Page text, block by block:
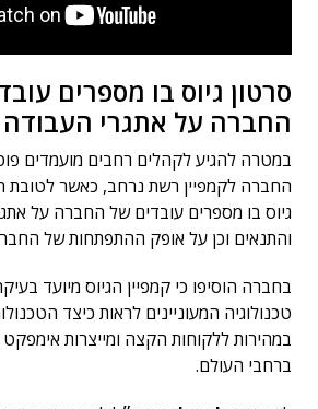
סרטון גיוס בו מספרים
החברה על אתגרי העבודה
במטרה להגיע לקהלים רחבים מועמדים
החברה לקמפיין רשת נרחב, כאשר לטובת
גיוס בו מספרים עובדים של החברה על
והתנאים וכן על אופק ההתפתחות של
בחברה הוסיפו כי קמפיין הגיוס מיועד
טכנולוגיה המעוניינים לראות כיצד
במהירות ללקוחות הקצה ומייצרות אימפקט
ברחבי העולם.